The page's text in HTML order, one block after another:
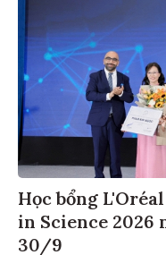
Học bổng
in Science 2026
30/9